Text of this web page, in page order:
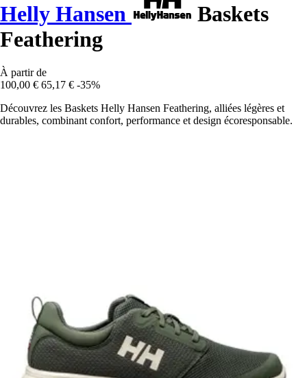
Helly Hansen
Baskets
Feathering
À partir de
100,00 € 65,17 € -35%
Découvrez les Baskets Helly Hansen Feathering, alliées légères et
durables, combinant confort, performance et design écoresponsable.